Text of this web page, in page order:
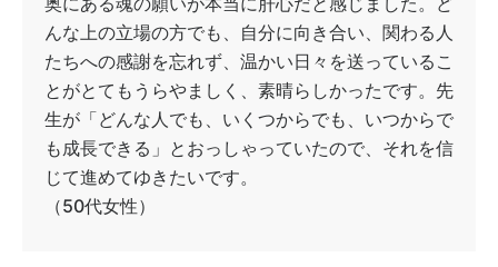
んな上の立場の方でも、自分に向き合い、関わる人
たちへの感謝を忘れず、温かい日々を送っているこ
とがとてもうらやましく、素晴らしかったです。先
生が「どんな人でも、いくつからでも、いつからで
も成長できる」とおっしゃっていたので、それを信
じて進めてゆきたいです。
（50代女性）